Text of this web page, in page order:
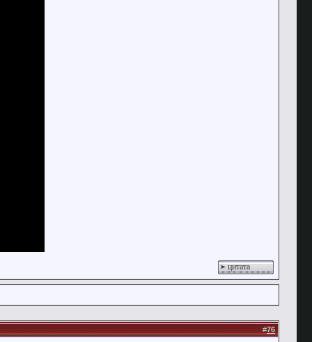
цитата
#76